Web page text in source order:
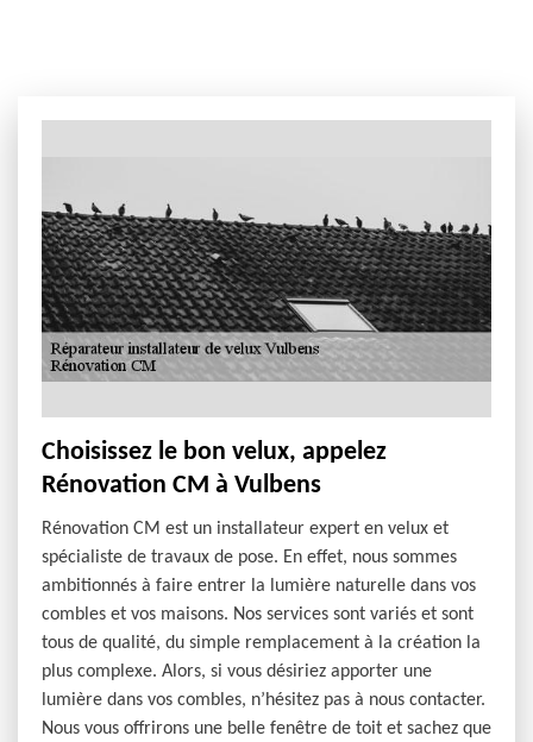
Choisissez le bon velux, appelez
Rénovation CM à Vulbens
Rénovation CM est un installateur expert en velux et
spécialiste de travaux de pose. En effet, nous sommes
ambitionnés à faire entrer la lumière naturelle dans vos
combles et vos maisons. Nos services sont variés et sont
tous de qualité, du simple remplacement à la création la
plus complexe. Alors, si vous désiriez apporter une
lumière dans vos combles, n’hésitez pas à nous contacter.
Nous vous offrirons une belle fenêtre de toit et sachez que